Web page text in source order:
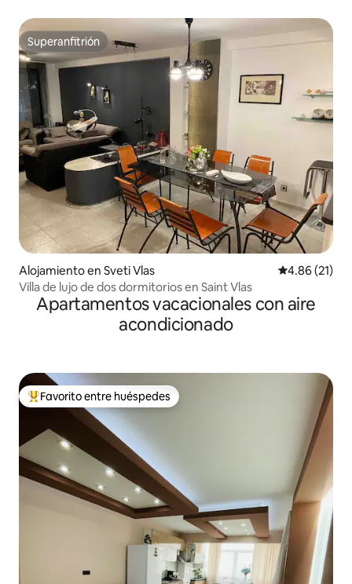
Superanfitrión
Superanfitrión
Alojamiento en Sveti Vlas Calificación
4.86 (21)
Villa de lujo de dos dormitorios en Saint Vlas
Apartamentos vacacionales con aire
acondicionado
Favorito entre huéspedes preferido
Favorito entre huéspedes